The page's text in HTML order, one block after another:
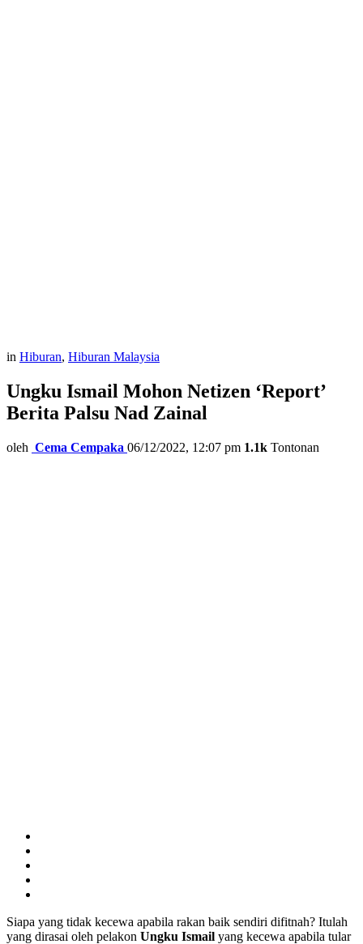
in Hiburan, Hiburan Malaysia
Ungku Ismail Mohon Netizen ‘Report’
Berita Palsu Nad Zainal
oleh Cema Cempaka 06/12/2022, 12:07 pm 1.1k Tontonan
Siapa yang tidak kecewa apabila rakan baik sendiri difitnah? Itulah
yang dirasai oleh pelakon Ungku Ismail yang kecewa apabila tular